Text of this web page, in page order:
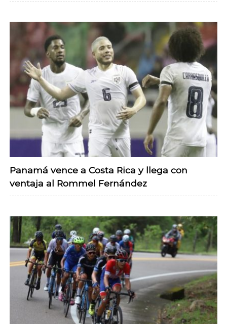
Panamá vence a Costa Rica y llega con
ventaja al Rommel Fernández